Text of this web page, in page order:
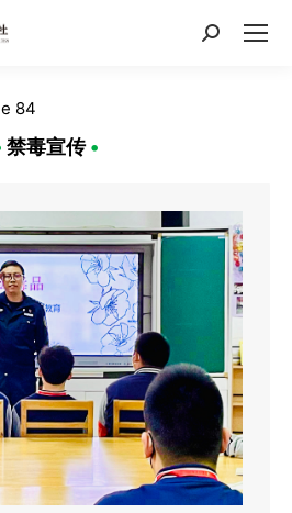
搜
84
禁毒宣传•